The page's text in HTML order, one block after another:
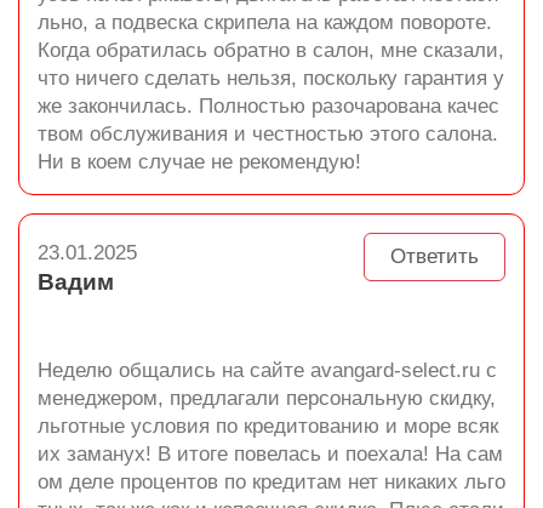
льно, а подвеска скрипела на каждом повороте.
Когда обратилась обратно в салон, мне сказали,
что ничего сделать нельзя, поскольку гарантия у
же закончилась. Полностью разочарована качес
твом обслуживания и честностью этого салона.
Ни в коем случае не рекомендую!
Ответить
23.01.2025
Вадим
Неделю общались на сайте avangard-select.ru с
менеджером, предлагали персональную скидку,
льготные условия по кредитованию и море всяк
их заманух! В итоге повелась и поехала! На сам
ом деле процентов по кредитам нет никаких льго